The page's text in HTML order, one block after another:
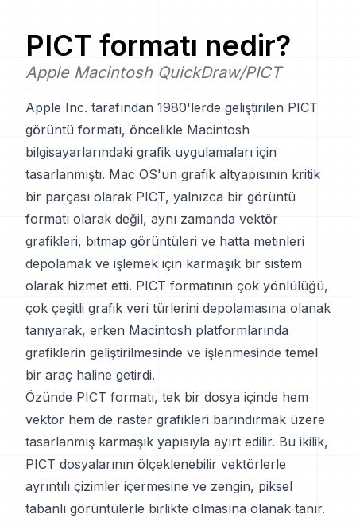
PICT formatı nedir?
Apple Macintosh QuickDraw/PICT
Apple Inc. tarafından 1980'lerde geliştirilen PICT
görüntü formatı, öncelikle Macintosh
bilgisayarlarındaki grafik uygulamaları için
tasarlanmıştı. Mac OS'un grafik altyapısının kritik
bir parçası olarak PICT, yalnızca bir görüntü
formatı olarak değil, aynı zamanda vektör
grafikleri, bitmap görüntüleri ve hatta metinleri
depolamak ve işlemek için karmaşık bir sistem
olarak hizmet etti. PICT formatının çok yönlülüğü,
çok çeşitli grafik veri türlerini depolamasına olanak
tanıyarak, erken Macintosh platformlarında
grafiklerin geliştirilmesinde ve işlenmesinde temel
bir araç haline getirdi.
Özünde PICT formatı, tek bir dosya içinde hem
vektör hem de raster grafikleri barındırmak üzere
tasarlanmış karmaşık yapısıyla ayırt edilir. Bu ikilik,
PICT dosyalarının ölçeklenebilir vektörlerle
ayrıntılı çizimler içermesine ve zengin, piksel
tabanlı görüntülerle birlikte olmasına olanak tanır.